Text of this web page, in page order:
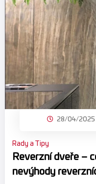
28/04/2025
Rady a Tipy
Reverzní dveře –
nevýhody